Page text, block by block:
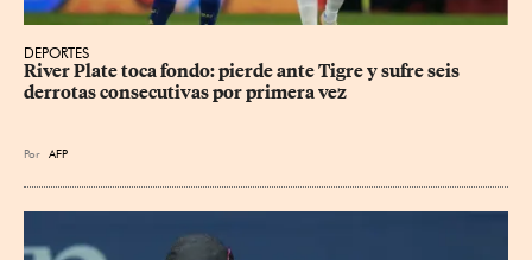
DEPORTES
River Plate toca fondo: pierde ante Tigre y sufre seis
derrotas consecutivas por primera vez
Por AFP